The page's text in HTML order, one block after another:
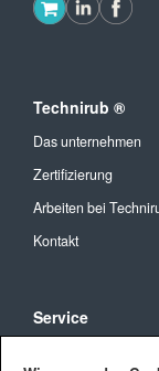
Technirub ®
Das unternehmen
Zertifizierung
Arbeiten bei
Kontakt
Service